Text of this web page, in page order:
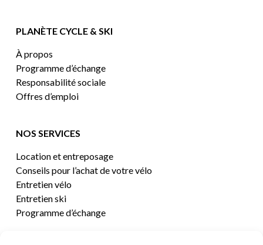
PLANÈTE CYCLE & SKI
À propos
Programme d’échange
Responsabilité sociale
Offres d’emploi
NOS SERVICES
Location et entreposage
Conseils pour l’achat de votre vélo
Entretien vélo
Entretien ski
Programme d’échange